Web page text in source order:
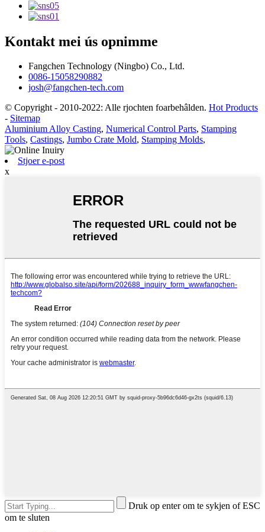
Kontakt mei ús opnimme
Fangchen Technology (Ningbo) Co., Ltd.
0086-15058290882
josh@fangchen-tech.com
© Copyright - 2010-2022: Alle rjochten foarbehâlden. Hot Products
- Sitemap
Aluminium Alloy Casting, Numerical Control Parts, Stamping
Tools, Castings, Jumbo Crate Mold, Stamping Molds,
Stjoer e-post
x
Druk op enter om te sykjen of ESC
om te sluten